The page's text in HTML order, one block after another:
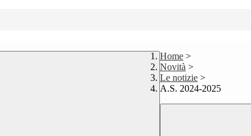
Home >
Novità >
Le notizie >
A.S. 2024-2025